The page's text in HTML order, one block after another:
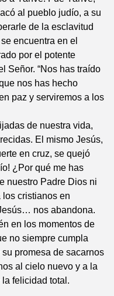
al pueblo judío, a su
de la esclavitud
encuentra en el
por el potente
Señor. “Nos has traído
nos has hecho
paz y serviremos a los
de nuestra vida,
El mismo Jesús,
en cruz, se quejó
¿Por qué me has
nuestro Padre Dios ni
cristianos en
nos abandona.
en los momentos de
no siempre cumpla
promesa de sacarnos
al cielo nuevo y a la
felicidad total.